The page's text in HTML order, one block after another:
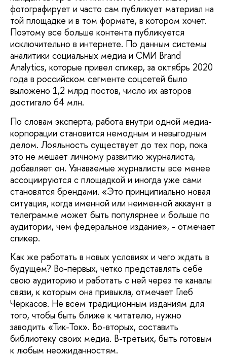
фотографирует и часто сам публикует материал на
той площадке и в том формате, в котором хочет.
Поэтому все больше контента публикуется
исключительно в интернете. По данным системы
аналитики социальных медиа и СМИ Brand
Analytics, которые привел спикер, за октябрь 2020
года в российском сегменте соцсетей было
выложено 1,2 млрд постов, число их авторов
достигало 64 млн.
По словам эксперта, работа внутри одной медиа-
корпорации становится немодным и невыгодным
делом. Лояльность существует до тех пор, пока
это не мешает личному развитию журналиста,
добавляет он. Узнаваемые журналисты все менее
ассоциируются с площадкой и иногда уже сами
становятся брендами. «Это принципиально новая
ситуация, когда именной или неименной аккаунт в
телеграмме может быть популярнее и больше по
аудитории, чем федеральное издание», - отмечает
спикер.
Как же работать в новых условиях и чего ждать в
будущем? Во-первых, четко представлять себе
свою аудиторию и работать с ней через те каналы
связи, к которым она привыкла, отмечает Глеб
Черкасов. Не всем традиционным изданиям для
того, чтобы быть ближе к читателю, нужно
заводить «Тик-Ток». Во-вторых, составить
библиотеку своих медиа. В-третьих, быть готовым
к любым неожиданностям.